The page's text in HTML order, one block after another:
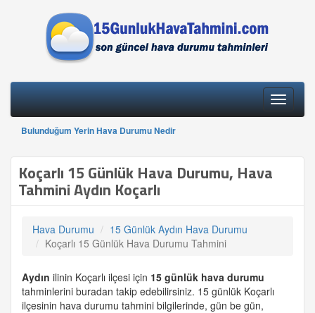
Toggle
Bulunduğum Yerin Hava Durumu Nedir
Koçarlı 15 Günlük Hava Durumu, Hava
Tahmini Aydın Koçarlı
Hava Durumu
15 Günlük Aydın Hava Durumu
Koçarlı 15 Günlük Hava Durumu Tahmini
Aydın ilinin Koçarlı ilçesi için 15 günlük hava durumu
tahminlerini buradan takip edebilirsiniz. 15 günlük Koçarlı
ilçesinin hava durumu tahmini bilgilerinde, gün be gün,